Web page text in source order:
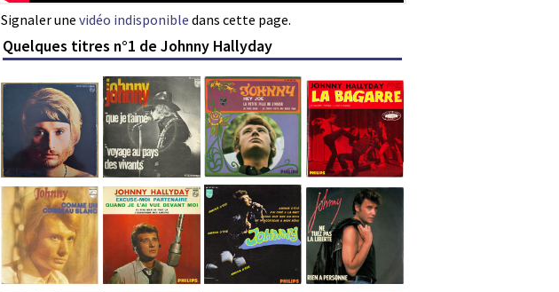
Signaler une vidéo indisponible dans cette page.
Quelques titres n°1 de Johnny Hallyday